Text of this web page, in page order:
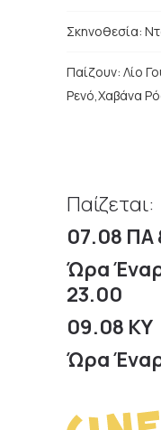
Σκηνοθεσία:
Παίζουν: Λίο
Ρενό,Χαβάνα
Παίζεται:
07.08 ΠΑ
Ώρα
23.00
09.08 KY
Ώρα